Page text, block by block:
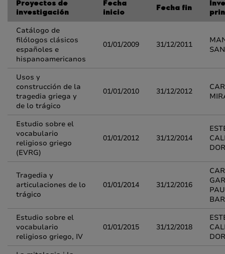
Proyectos de
investigación
Fecha
inicio
Fecha fin
Catálogo de
filólogos clásicos
españoles e
hispanoamericanos
01/01/2009 31/12/2011
Usos y
construcción de la
tragedia griega y
de lo trágico
01/01/2010 31/12/2012
Estudio sobre el
vocabulario
religioso griego
(EVRG)
01/01/2012 31/12/2014
Tragedia y
articulaciones de lo
trágico
01/01/2014 31/12/2016
Estudio sobre el
vocabulario
religioso griego, IV
01/01/2015 31/12/2018